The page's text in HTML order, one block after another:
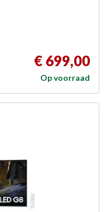
€ 699,00
Op voorraad